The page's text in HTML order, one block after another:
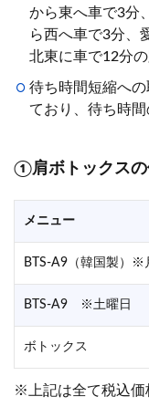
から東へ車で3分
ら西へ車で3分、
北東に車で12分の
待ち時間短縮へ
ており、待ち時間
①肩ボトックスの
メニュー
BTS-A9（韓国製）※
BTS-A9 ※土曜日
ボトックス
※上記は全て税込価